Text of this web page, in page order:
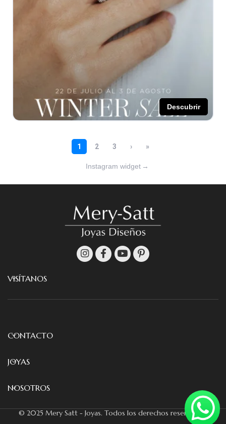
Instagram widget →
VISÍTANOS
CONTACTO
JOYAS
NOSOTROS
© 2025 Mery Satt - Joyas. Todos los derechos reservados.